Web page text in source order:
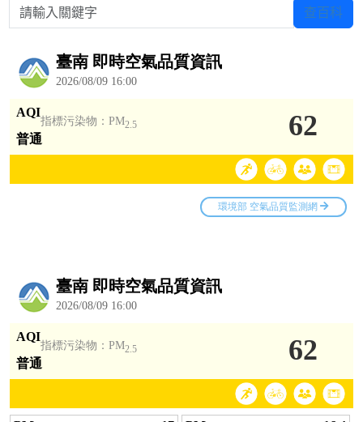
請輸入關鍵字 查百科